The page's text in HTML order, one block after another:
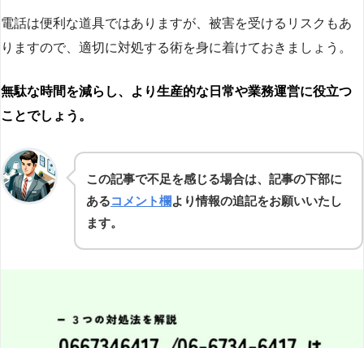
電話は便利な道具ではありますが、被害を受けるリスクもあ
りますので、適切に対処する術を身に着けておきましょう。
無駄な時間を減らし、より生産的な日常や業務運営に役立つ
ことでしょう。
この記事で不足を感じる場合は、記事の下部に
あるコメント欄より情報の追記をお願いいたし
ます。